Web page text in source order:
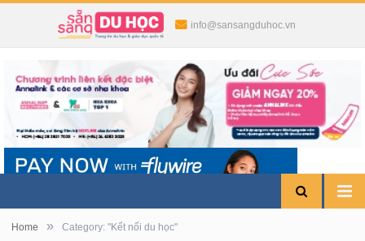
info@sansangduhoc.vn
Home » Category: "Kết nối du học"